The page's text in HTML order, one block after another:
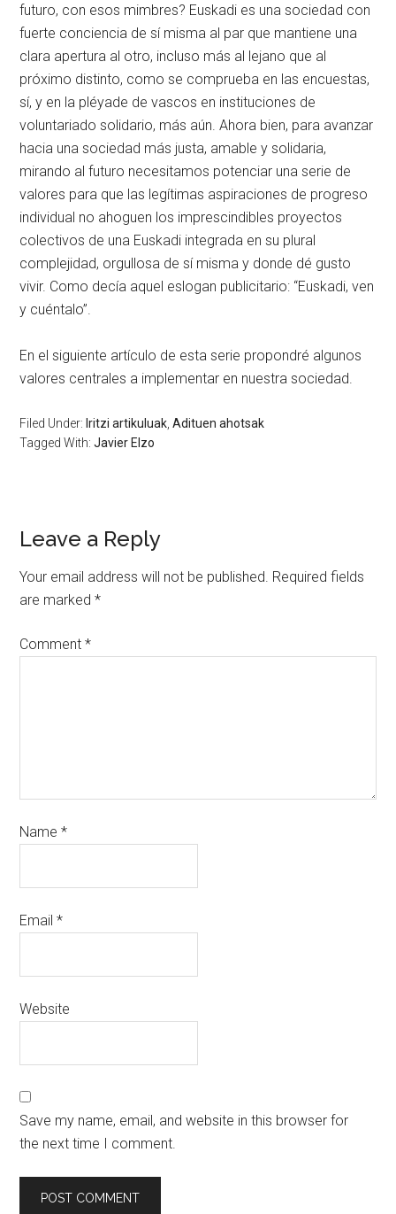
futuro, con esos mimbres? Euskadi es una sociedad con
fuerte conciencia de sí misma al par que mantiene una
clara apertura al otro, incluso más al lejano que al
próximo distinto, como se comprueba en las encuestas,
sí, y en la pléyade de vascos en instituciones de
voluntariado solidario, más aún. Ahora bien, para avanzar
hacia una sociedad más justa, amable y solidaria,
mirando al futuro necesitamos potenciar una serie de
valores para que las legítimas aspiraciones de progreso
individual no ahoguen los imprescindibles proyectos
colectivos de una Euskadi integrada en su plural
complejidad, orgullosa de sí misma y donde dé gusto
vivir. Como decía aquel eslogan publicitario: “Euskadi, ven
y cuéntalo”.
En el siguiente artículo de esta serie propondré algunos
valores centrales a implementar en nuestra sociedad.
Filed Under: Iritzi artikuluak ,Adituen ahotsak
Tagged With:Javier Elzo
Leave a Reply
Your email address will not be published. Required fields
are marked*
Comment*
Name*
Email*
Website
Save my name, email, and website in this browser for
the next time I comment.